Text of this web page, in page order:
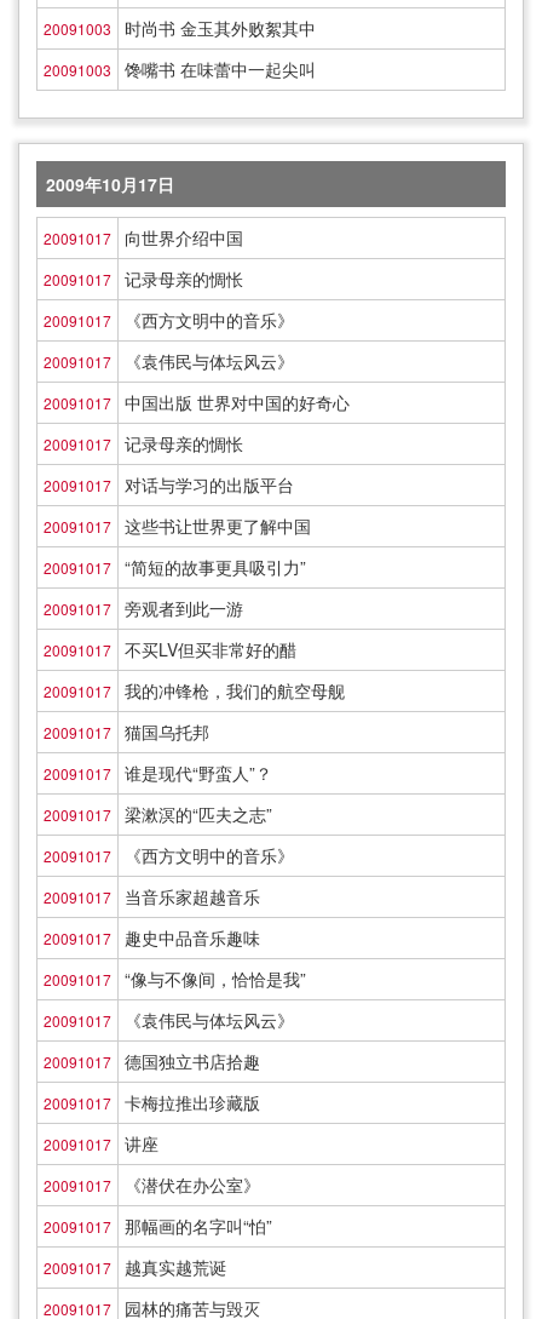
20091003 时尚书 金玉其外败絮其中
20091003 馋嘴书 在味蕾中一起尖叫
2009年10月17日
20091017 向世界介绍中国
20091017 记录母亲的惆怅
20091017 《西方文明中的音乐》
20091017 《袁伟民与体坛风云》
20091017 中国出版 世界对中国的好奇心
20091017 记录母亲的惆怅
20091017 对话与学习的出版平台
20091017 这些书让世界更了解中国
20091017 “简短的故事更具吸引力”
20091017 旁观者到此一游
20091017 不买LV但买非常好的醋
20091017 我的冲锋枪，我们的航空母舰
20091017 猫国乌托邦
20091017 谁是现代“野蛮人”？
20091017 梁漱溟的“匹夫之志”
20091017 《西方文明中的音乐》
20091017 当音乐家超越音乐
20091017 趣史中品音乐趣味
20091017 “像与不像间，恰恰是我”
20091017 《袁伟民与体坛风云》
20091017 德国独立书店拾趣
20091017 卡梅拉推出珍藏版
20091017 讲座
20091017 《潜伏在办公室》
20091017 那幅画的名字叫“怕”
20091017 越真实越荒诞
20091017 园林的痛苦与毁灭